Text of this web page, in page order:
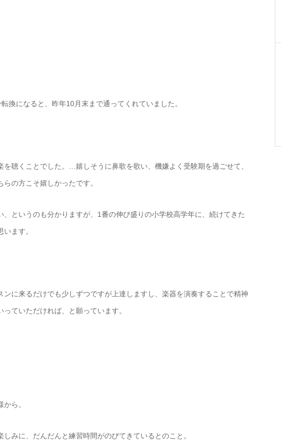
換になると、昨年10月末まで通ってくれていました。
聴くことでした。…嬉しそうに鼻歌を歌い、機嫌よく受験期を過ごせて、
の方こそ嬉しかったです。
というのも分かりますが、1番の伸び盛りの小学校高学年に、続けてきた
ます。
に来るだけでも少しずつですが上達しますし、楽器を演奏することで精神
ていただければ、と願っています。
ら。
みに、だんだんと練習時間がのびてきているとのこと。